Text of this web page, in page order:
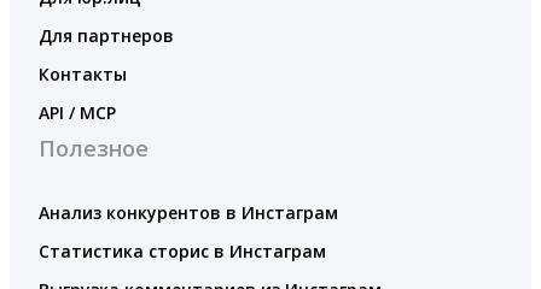
Для партнеров
Контакты
API / MCP
Полезное
Анализ конкурентов в Инстаграм
Статистика сторис в Инстаграм